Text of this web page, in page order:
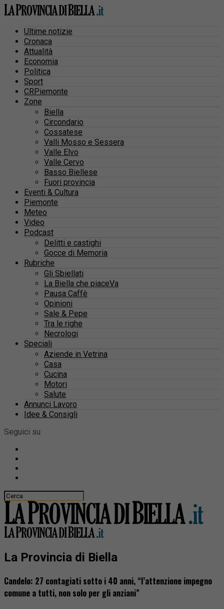
Ultime notizie
Cronaca
Attualità
Economia
Politica
Sport
CRPiemonte
Zone
Biella
Circondario
Cossatese
Valli Mosso e Sessera
Valle Elvo
Valle Cervo
Basso Biellese
Fuori provincia
Eventi & Cultura
Piemonte
Meteo
Video
Podcast
Delitti e castighi
Gocce di Memoria
Rubriche
Gli Sbiellati
La Biella che piaceVa
Pausa Caffè
Opinioni
Sale & Pepe
Tra le righe
Necrologi
Speciali
Aziende in Vetrina
Casa
Cucina
Motori
Salute
Annunci Lavoro
Idee & Consigli
Seguici su
La Provincia di Biella
Candelo: 27 contagiati sotto i 40 anni, “l’attenzione impegno
comune a tutti, non solo per gli anziani”